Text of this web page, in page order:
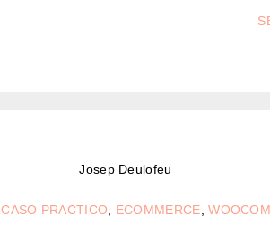
Josep Deulofeu
CASO PRACTICO ECOMMERCE ,